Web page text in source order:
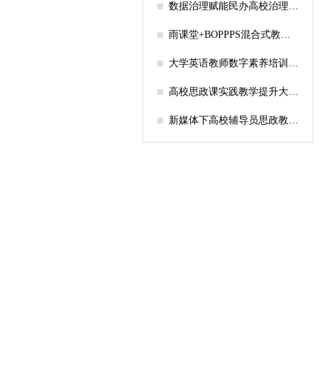
数据治理赋能民办高校治理能
画像与分级干预为例
雨课堂+BOPPPS混合式教学
享课程为例
大学英语教师数字素养培训模
块”体系的实践探索
高校思政课实践教学提升大学
新媒体下高校辅导员思政教育